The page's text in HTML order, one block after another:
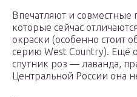
Впечатляют и совместные
которые сейчас
окраски (особенно стоит
серию West Country). Ещё
спутник роз — лаванда,
Центральной России она